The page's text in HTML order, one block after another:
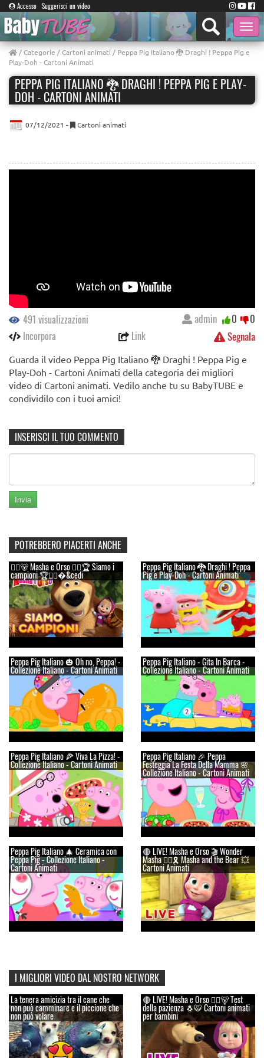
Accesso Suggerisci un video
Toggle
/Categorie /Cartoni animati / Peppa Pig Italiano 🐉 Draghi ! Peppa Pig e
Play-Doh - Cartoni Animati
PEPPA PIG ITALIANO 🐉 DRAGHI ! PEPPA PIG E PLAY-
DOH - CARTONI ANIMATI
07/12/2021 - Cartoni animati
491 visualizzazioni
Incorpora
Link Segnala
admin 0 0
Guarda il video Peppa Pig Italiano 🐉 Draghi ! Peppa Pig e
Play-Doh - Cartoni Animati della categoria dei migliori
video di Cartoni animati. Vedilo anche tu su BabyTUBE e
condividilo con i tuoi amici!
INSERISCI IL TUO COMMENTO
POTREBBERO PIACERTI ANCHE
👱‍♀️🐻 Masha e Orso 👱‍♀️🏆 Siamo i
campioni 🏆👱‍♀�&cedi
Peppa Pig Italiano 🐉 Draghi ! Peppa
Pig e Play-Doh - Cartoni Animati
Peppa Pig Italiano 🎃 Oh no, Peppa! -
Collezione Italiano - Cartoni Animati
Peppa Pig Italiano - Gita In Barca -
Collezione Italiano - Cartoni Animati
Peppa Pig Italiano 🍕 Viva La Pizza! -
Collezione Italiano - Cartoni Animati
Peppa Pig Italiano 🎉 Peppa
Festeggia La Festa Della Mamma 🌸
Collezione Italiano - Cartoni Animati
Peppa Pig Italiano 🎄 Ceramica con
Peppa Pig - Collezione Italiano -
Cartoni Animati
🔴 LIVE! Masha e Orso 🎬 Wonder
Masha 🦸‍♀️🎗️ Masha and the Bear 💥
Cartoni Animati
I MIGLIORI VIDEO DAL NOSTRO NETWORK
La tenera amicizia tra il cane che
non può camminare e il piccione che
non può volare
🔴 LIVE! Masha e Orso 👱‍♀️🐻 Test
della pazienza 🐧🐯 Cartoni animati
per bambini